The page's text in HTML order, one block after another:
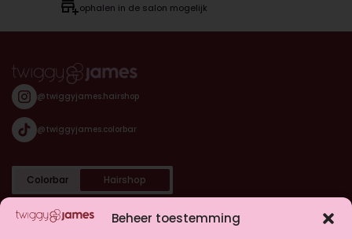
Beheer toestemming
ophalen in de salon mogelijk
Colorbar Hairshop
@twiggyjames.hairshop
@twiggyjames.colorbar
Categorieën